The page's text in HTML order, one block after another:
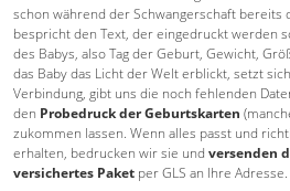
schon während der Schwangerschaft bereits
bespricht den Text, der eingedruckt werden
des Babys, also Tag der Geburt, Gewicht,
das Baby das Licht der Welt erblickt, setzt
Verbindung, gibt uns die noch fehlenden
den Probedruck der Geburtskarten
zukommen lassen. Wenn alles passt und
erhalten, bedrucken wir sie und versenden
versichertes Paket per GLS an Ihre Adresse.